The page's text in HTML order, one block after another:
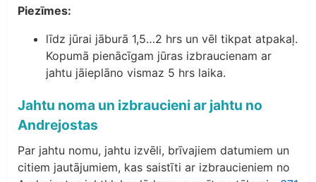
Piezīmes:
līdz jūrai jāburā 1,5…2 hrs un vēl tikpat atpakaļ.
Kopumā pienācīgam jūras izbraucienam ar
jahtu jāieplāno vismaz 5 hrs laika.
Jahtu noma un izbraucieni ar jahtu no
Andrejostas
Par jahtu nomu, jahtu izvēli, brīvajiem datumiem un
citiem jautājumiem, kas saistīti ar izbraucieniem no